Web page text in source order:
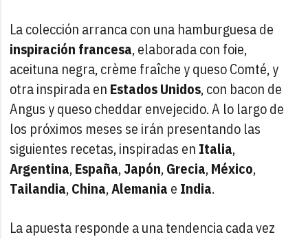
La colección arranca con una hamburguesa de
inspiración francesa, elaborada con foie,
aceituna negra, crème fraîche y queso Comté, y
otra inspirada en Estados Unidos, con bacon de
Angus y queso cheddar envejecido. A lo largo de
los próximos meses se irán presentando las
siguientes recetas, inspiradas en Italia,
Argentina,España,Japón,Grecia,México,
Tailandia,China,Alemania e India.
La apuesta responde a una tendencia cada vez